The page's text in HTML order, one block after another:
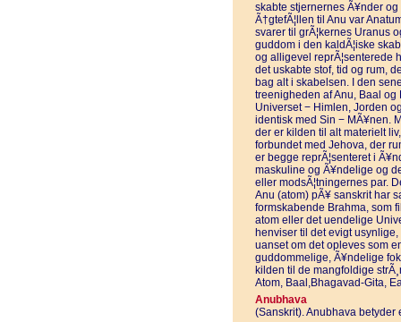
skabte stjernernes Ã¥nder og
Ã†gtefÃ¦llen til Anu var
svarer til grÃ¦kernes Uranus
guddom i den kaldÃ¦iske
og alligevel reprÃ¦senterede
det uskabte stof, tid og rum,
bag alt i skabelsen. I den
treenigheden af Anu, Baal
Universet − Himlen, Jorden
identisk med Sin − MÃ¥nen.
der er kilden til alt materielt
forbundet med Jehova, der
er begge reprÃ¦senteret i
maskuline og Ã¥ndelige og
eller modsÃ¦tningernes par.
Anu (atom) pÃ¥ sanskrit har
formskabende Brahma, som
atom eller det uendelige
henviser til det evigt
uanset om det opleves som
guddommelige, Ã¥ndelige
kilden til de mangfoldige
Atom, Baal,Bhagavad-Gita,
Anubhava
(Sanskrit). Anubhava betyder